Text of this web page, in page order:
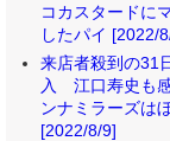
コカスタードに
したパイ [2022/
来店者殺到の31
入 江口寿史も
ンナミラーズは
[2022/8/9]